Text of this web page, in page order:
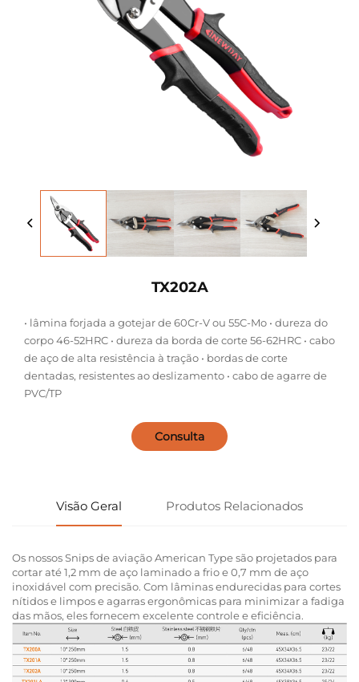
TX202A
• lâmina forjada a gotejar de 60Cr-V ou 55C-Mo • dureza do
corpo 46-52HRC • dureza da borda de corte 56-62HRC • cabo
de aço de alta resistência à tração • bordas de corte
dentadas, resistentes ao deslizamento • cabo de agarre de
PVC/TP
Consulta
Visão Geral Produtos Relacionados
Os nossos Snips de aviação American Type são projetados para
cortar até 1,2 mm de aço laminado a frio e 0,7 mm de aço
inoxidável com precisão. Com lâminas endurecidas para cortes
nítidos e limpos e agarras ergonômicas para minimizar a fadiga
das mãos, eles fornecem excelente controle e eficiência.